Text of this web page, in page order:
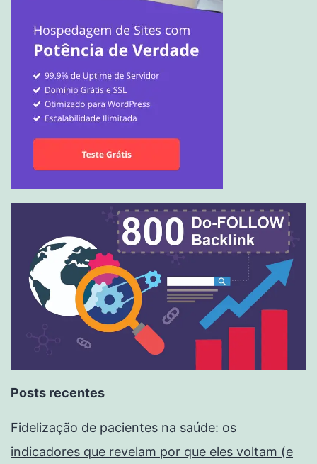
Posts recentes
Fidelização de pacientes na saúde: os
indicadores que revelam por que eles voltam (e